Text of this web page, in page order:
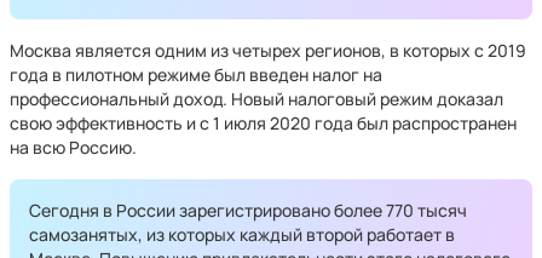
Москва является одним из четырех регионов, в которых с 2019
года в пилотном режиме был введен налог на
профессиональный доход. Новый налоговый режим доказал
свою эффективность и с 1 июля 2020 года был распространен
на всю Россию.
Сегодня в России зарегистрировано более 770 тысяч
самозанятых, из которых каждый второй работает в